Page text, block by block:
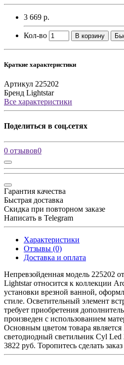
3 669 р.
Кол-во В корзину
Краткие характеристики
Артикул 225202
Бренд Lightstar
Все характеристики
Поделиться в соц.сетях
0 отзывов0
Гарантия качества
Быстрая доставка
Скидка при повторном заказе
Написать в Telegram
Характеристики
Отзывы (0)
Доставка и оплата
Непревзойденная модель 225202
Lightstar относится к коллекции
установки врезной ванной,
стиле. Осветительный элемент
требует приобретения
произведен с использованием
Основным цветом товара
светодиодный светильник Cyl Led
3822 руб. Торопитесь сделать